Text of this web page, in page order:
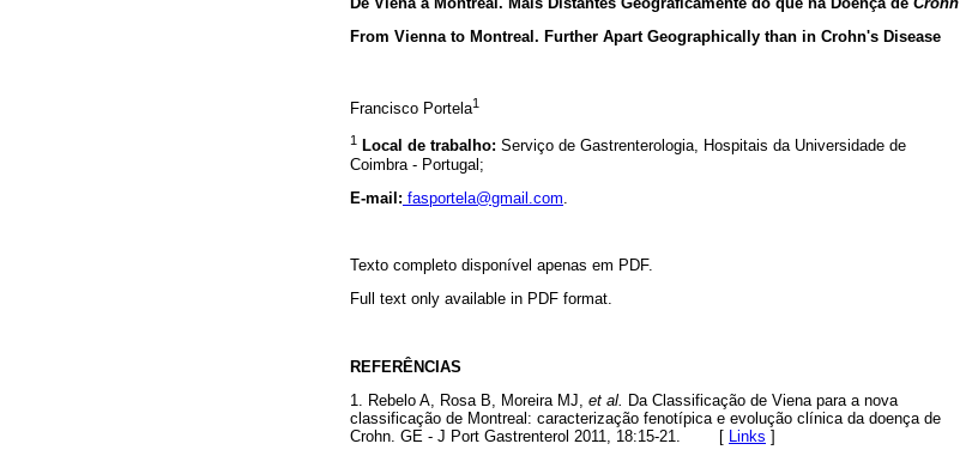
From Vienna to Montreal. Further Apart Geographically than in Crohn's Disease
Francisco Portela1
1 Local de trabalho: Serviço de Gastrenterologia, Hospitais da Universidade de
Coimbra - Portugal;
E-mail: fasportela@gmail.com
Texto completo disponível apenas em PDF.
Full text only available in PDF format.
REFERÊNCIAS
1. Rebelo A, Rosa B, Moreira MJ, et al.
Da Classificação de Viena para a nova
classificação de Montreal: caracterização fenotípica e evolução clínica da doença de
Crohn. GE - J Port Gastrenterol 2011, 18:15-21. [
Links ]